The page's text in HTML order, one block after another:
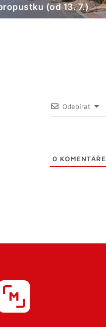
(od 13. 7.)
Odebírat
0 KOMENTÁŘE